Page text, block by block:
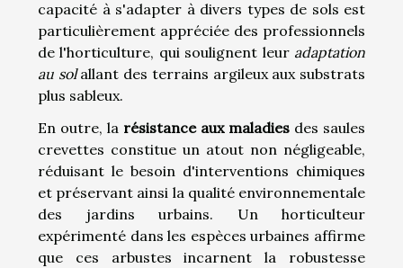
capacité à s'adapter à divers types de sols est
particulièrement appréciée des professionnels
de l'horticulture, qui soulignent leur adaptation
au solallant des terrains argileux aux substrats
plus sableux.
En outre, la résistance aux maladies des saules
crevettes constitue un atout non négligeable,
réduisant le besoin d'interventions chimiques
et préservant ainsi la qualité environnementale
des jardins urbains. Un horticulteur
expérimenté dans les espèces urbaines affirme
que ces arbustes incarnent la robustesse